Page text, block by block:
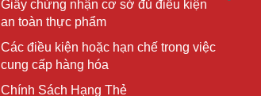
Giấy chứng nhận cơ sở đủ điều kiện
an toàn thực phẩm
Các điều kiện hoặc hạn chế trong việc
cung cấp hàng hóa
Chính Sách Hạng Thẻ